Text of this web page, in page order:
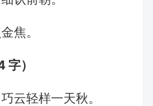
焦。
）
云轻样一天秋。